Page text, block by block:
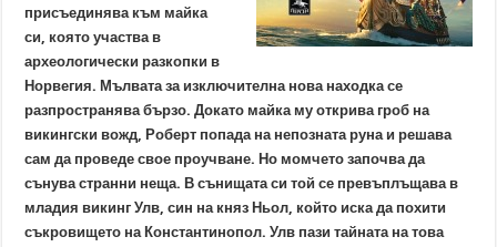
присъединява към майка
си, която участва в
археологически разкопки в
Норвегия. Мълвата за изключителна нова находка се
разпространява бързо. Докато майка му открива гроб на
викингски вожд, Роберт попада на непозната руна и решава
сам да проведе свое проучване. Но момчето започва да
сънува странни неща. В сънищата си той се превъплъщава в
младия викинг Улв, син на княз Ньол, който иска да похити
съкровището на Константинопол. Улв пази тайната на това